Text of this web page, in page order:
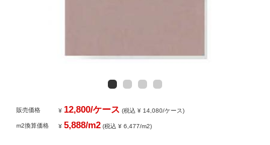
販売価格 ¥ 12,800/ケース (税込 ¥ 14,080/ケース)
m2換算価格 ¥5,888/m2 (税込 ¥ 6,477/m2)